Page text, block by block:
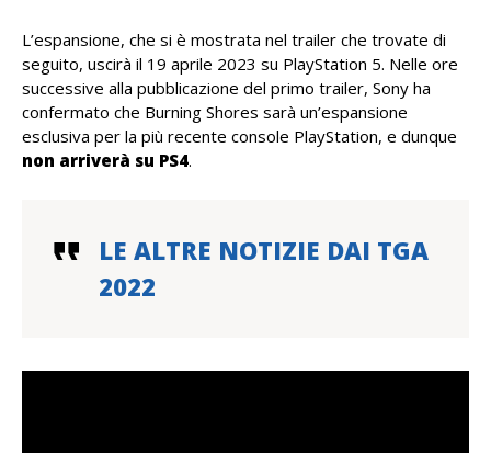
L’espansione, che si è mostrata nel trailer che trovate di
seguito, uscirà il 19 aprile 2023 su PlayStation 5. Nelle ore
successive alla pubblicazione del primo trailer, Sony ha
confermato che Burning Shores sarà un’espansione
esclusiva per la più recente console PlayStation, e dunque
non arriverà su PS4.
LE ALTRE NOTIZIE DAI TGA
2022